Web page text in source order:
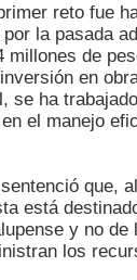
reto fue
la pasada
millones de
en
se ha
el manejo
que,
está
y no
los